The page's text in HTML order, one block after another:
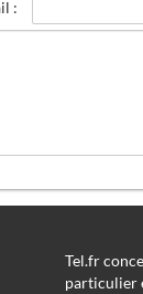
:
Tel.fr
particulier